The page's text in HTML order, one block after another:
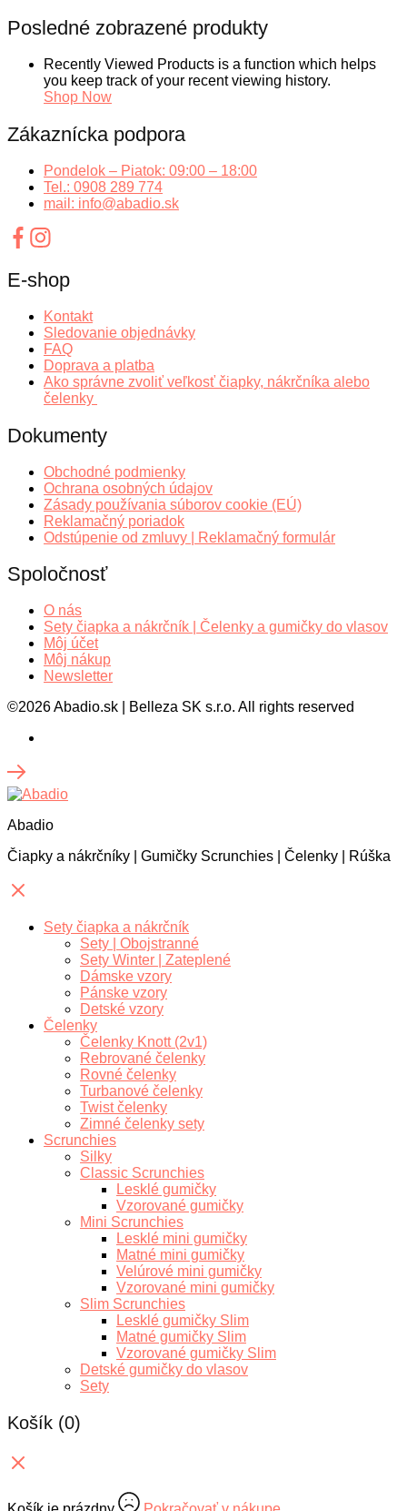
môžete
vybrať
na
stránke
produktu.
Posledné zobrazené produkty
Recently Viewed Products is a function which helps
you keep track of your recent viewing history.
Shop Now
Zákaznícka podpora
Pondelok – Piatok: 09:00 – 18:00
Tel.: 0908 289 774
mail: info@abadio.sk
E-shop
Kontakt
Sledovanie objednávky
FAQ
Doprava a platba
Ako správne zvoliť veľkosť čiapky, nákrčníka alebo
čelenky
Dokumenty
Obchodné podmienky
Ochrana osobných údajov
Zásady používania súborov cookie (EÚ)
Reklamačný poriadok
Odstúpenie od zmluvy | Reklamačný formulár
Spoločnosť
O nás
Sety čiapka a nákrčník | Čelenky a gumičky do vlasov
Môj účet
Môj nákup
Newsletter
©2026 Abadio.sk | Belleza SK s.r.o. All rights reserved
Abadio
Čiapky a nákrčníky | Gumičky Scrunchies | Čelenky | Rúška
Sety čiapka a nákrčník
Sety | Obojstranné
Sety Winter | Zateplené
Dámske vzory
Pánske vzory
Detské vzory
Čelenky
Čelenky Knott (2v1)
Rebrované čelenky
Rovné čelenky
Turbanové čelenky
Twist čelenky
Zimné čelenky sety
Scrunchies
Silky
Classic Scrunchies
Lesklé gumičky
Vzorované gumičky
Mini Scrunchies
Lesklé mini gumičky
Matné mini gumičky
Velúrové mini gumičky
Vzorované mini gumičky
Slim Scrunchies
Lesklé gumičky Slim
Matné gumičky Slim
Vzorované gumičky Slim
Detské gumičky do vlasov
Sety
Košík (0)